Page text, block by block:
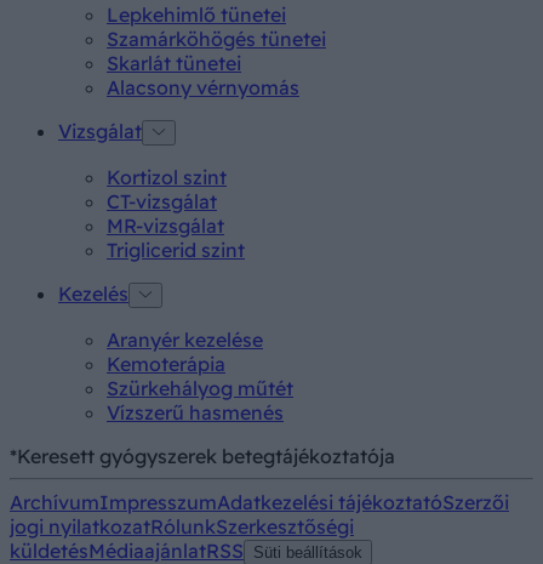
Lepkehimlő tünetei
Szamárköhögés tünetei
Skarlát tünetei
Alacsony vérnyomás
Vizsgálat
Kortizol szint
CT-vizsgálat
MR-vizsgálat
Triglicerid szint
Kezelés
Aranyér kezelése
Kemoterápia
Szürkehályog műtét
Vízszerű hasmenés
*Keresett gyógyszerek betegtájékoztatója
ArchívumImpresszumAdatkezelési tájékoztatóSzerzői
jogi nyilatkozatRólunkSzerkesztőségi
küldetésMédiaajánlatRSS Süti beállítások